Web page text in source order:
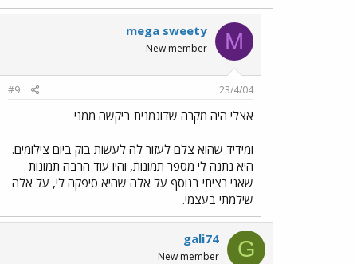
M
mega sweety
New member
23/4/04
#9
אצלי היה מקרה שדוגמנית ביקשה ממני
ומידיד שהוא צלם לעזור לה לעשות בוק ביום צילומים.
היא נתנה לי מספר תמונות, והיו עוד הרבה תמונות
שאני רציתי בנוסף על אלה שהיא סיפקה לי, על אלה
שילמתי בעצמי.
G
gali74
New member